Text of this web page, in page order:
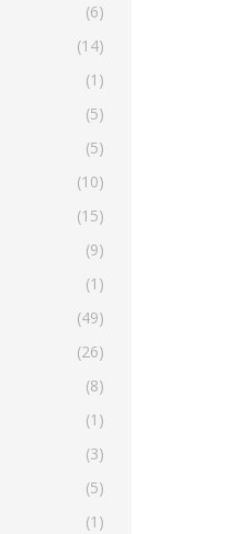
(6)
(14)
(1)
(5)
(5)
(10)
(15)
(9)
(1)
(49)
(26)
(8)
(1)
(3)
(5)
(1)